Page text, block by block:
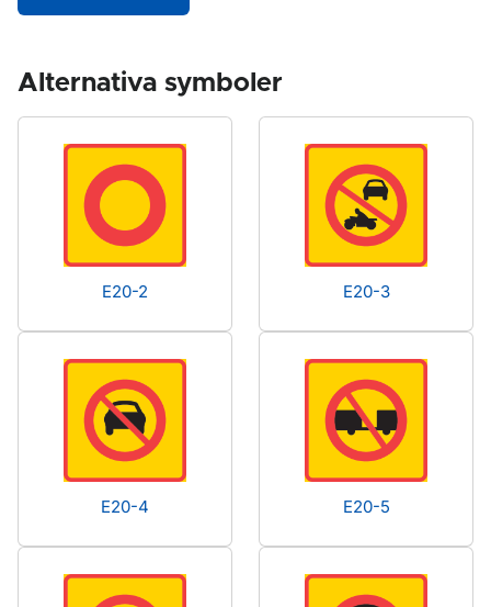
Alternativa symboler
E20-2 E20-3
E20-4 E20-5